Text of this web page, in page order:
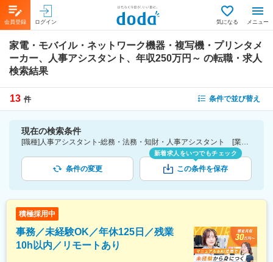
会員登録 ログイン 気になる メニュー
家電・モバイル・ネットワーク機器・複写機・プリンタメ
ーカー、人事アシスタント、年収250万円～ の転職・求人
検索結果
13 件 条件で並び替え
現在の検索条件
[職種]人事アシスタント-総務・法務・知財・人事アシスタント [業種]家電・モバイル・ネットワーク機器・複写機・プリンタメーカー-メーカー（機械・電気）業界 [年収]250万円～
条件の変更
新着求人をいつでもチェック
この条件を保存
積極採用中
事務／未経験OK／年休125日／残業
10h以内／リモートあり